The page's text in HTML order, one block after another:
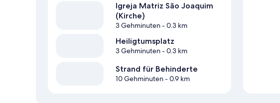
Igreja Matriz São Joaquim
(Kirche)
3 Gehminuten- 0.3 km
Heiligtumsplatz
3 Gehminuten- 0.3 km
Strand für Behinderte
10 Gehminuten- 0.9 km